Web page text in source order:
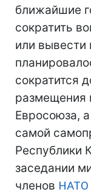
ближайшие
сократить
или вывести
сократится
размещения
Евросоюза,
самой
Республики
заседании
членов НАТО